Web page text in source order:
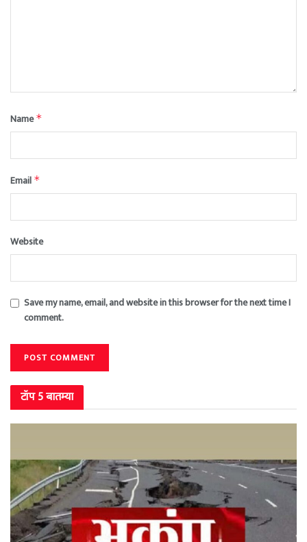
Name*
Email *
Website
Save my name, email, and website in this browser for the next time I
comment.
टॉप 5 बातम्या